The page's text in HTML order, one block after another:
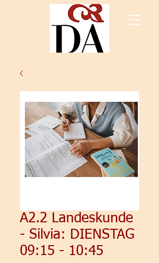
A2.2 Landeskunde
- Silvia: DIENSTAG
09:15 - 10:45